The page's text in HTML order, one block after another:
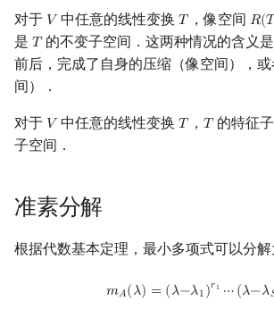
杜教筛
Powerful Number 筛
Min_25 筛
洲阁筛
霍夫曼树
图的匹配
Prüfer 序列
矩阵树定理
LGV 引理
对于 𝑉
V 中任意的线性变换𝑇
T ，像空间 𝑅(𝑇
R(T)
是 𝑇
T 的不变子空间．这两种情况的含义
前后，完成了自身的压缩（像空间），
间）．
对于 𝑉
V 中任意的线性变换𝑇
T ， 𝑇
T 的特征
子空间．
准素分解
根据代数基本定理，最小多项式可以分解
𝑚𝐴(𝜆) = (𝜆−𝜆1)𝑟1 ⋯(𝜆−𝜆
m A( λ)= (λ− 1 r 1⋯ λ−λ )r